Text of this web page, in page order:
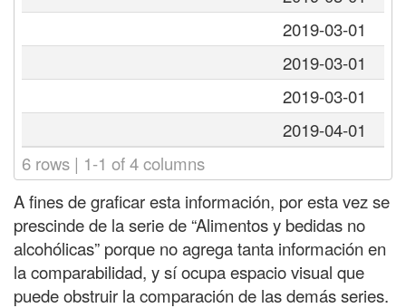
2019-03-01
2019-03-01
2019-03-01
2019-04-01
6 rows | 1-1 of 4 columns
A fines de graficar esta información, por esta vez se
prescinde de la serie de “Alimentos y bedidas no
alcohólicas” porque no agrega tanta información en
la comparabilidad, y sí ocupa espacio visual que
puede obstruir la comparación de las demás series.